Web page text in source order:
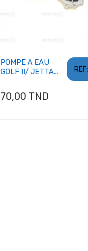
REF:
POMPE A EAU
GOLF II/ JETTA...
Prix
70,00 TND